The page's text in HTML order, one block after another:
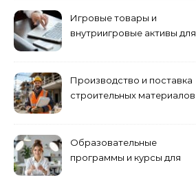
Игровые товары и
внутриигровые активы для
приобретения
Производство и поставка
строительных материалов
Образовательные
программы и курсы для